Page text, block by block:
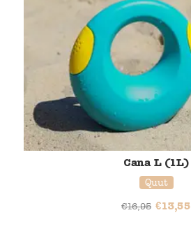
Cana L (1L)
Quut
€16,95 €13,55